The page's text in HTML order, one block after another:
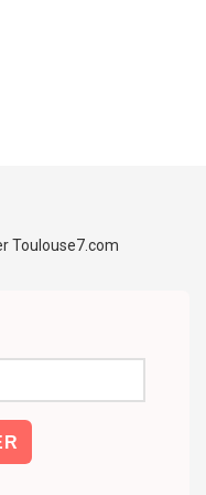
Toulouse7.com